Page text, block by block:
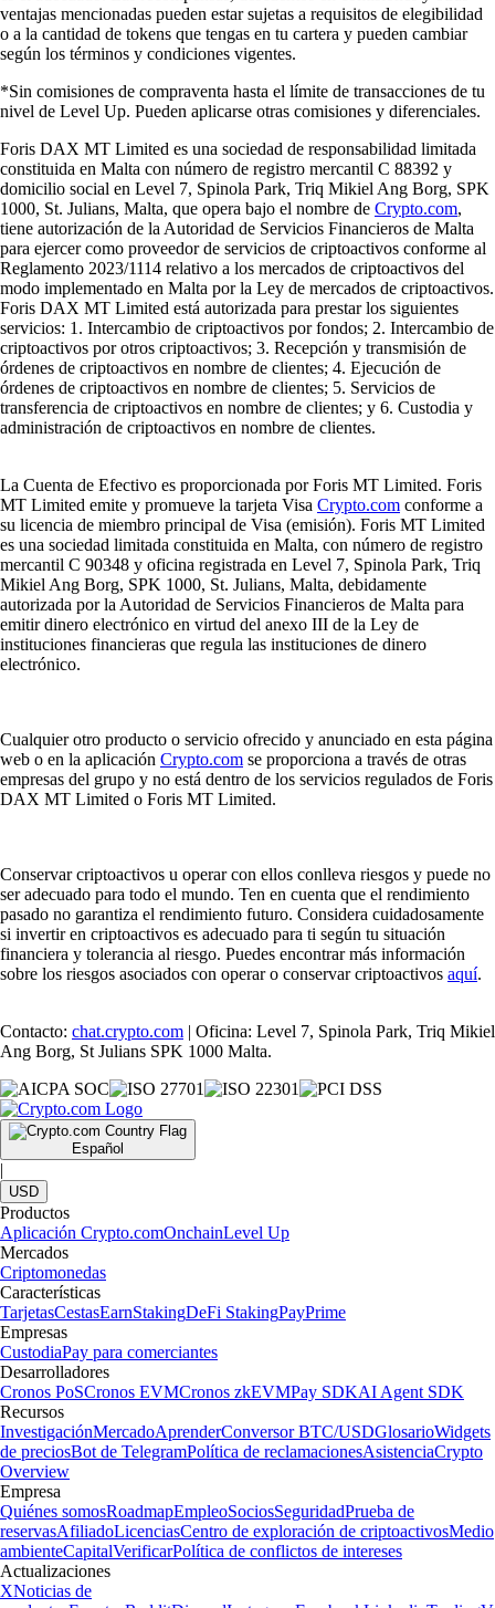
ventajas mencionadas pueden estar sujetas a requisitos de elegibilidad
o a la cantidad de tokens que tengas en tu cartera y pueden cambiar
según los términos y condiciones vigentes.
*Sin comisiones de compraventa hasta el límite de transacciones de tu
nivel de Level Up. Pueden aplicarse otras comisiones y diferenciales.
Foris DAX MT Limited es una sociedad de responsabilidad limitada
constituida en Malta con número de registro mercantil C 88392 y
domicilio social en Level 7, Spinola Park, Triq Mikiel Ang Borg, SPK
1000, St. Julians, Malta, que opera bajo el nombre de Crypto.com,
tiene autorización de la Autoridad de Servicios Financieros de Malta
para ejercer como proveedor de servicios de criptoactivos conforme al
Reglamento 2023/1114 relativo a los mercados de criptoactivos del
modo implementado en Malta por la Ley de mercados de criptoactivos.
Foris DAX MT Limited está autorizada para prestar los siguientes
servicios: 1. Intercambio de criptoactivos por fondos; 2. Intercambio de
criptoactivos por otros criptoactivos; 3. Recepción y transmisión de
órdenes de criptoactivos en nombre de clientes; 4. Ejecución de
órdenes de criptoactivos en nombre de clientes; 5. Servicios de
transferencia de criptoactivos en nombre de clientes; y 6. Custodia y
administración de criptoactivos en nombre de clientes.
La Cuenta de Efectivo es proporcionada por Foris MT Limited. Foris
MT Limited emite y promueve la tarjeta Visa Crypto.com conforme a
su licencia de miembro principal de Visa (emisión). Foris MT Limited
es una sociedad limitada constituida en Malta, con número de registro
mercantil C 90348 y oficina registrada en Level 7, Spinola Park, Triq
Mikiel Ang Borg, SPK 1000, St. Julians, Malta, debidamente
autorizada por la Autoridad de Servicios Financieros de Malta para
emitir dinero electrónico en virtud del anexo III de la Ley de
instituciones financieras que regula las instituciones de dinero
electrónico.
Cualquier otro producto o servicio ofrecido y anunciado en esta página
web o en la aplicación Crypto.com se proporciona a través de otras
empresas del grupo y no está dentro de los servicios regulados de Foris
DAX MT Limited o Foris MT Limited.
Conservar criptoactivos u operar con ellos conlleva riesgos y puede no
ser adecuado para todo el mundo. Ten en cuenta que el rendimiento
pasado no garantiza el rendimiento futuro. Considera cuidadosamente
si invertir en criptoactivos es adecuado para ti según tu situación
financiera y tolerancia al riesgo. Puedes encontrar más información
sobre los riesgos asociados con operar o conservar criptoactivos aquí.
Contacto: chat.crypto.com | Oficina: Level 7, Spinola Park, Triq Mikiel
Ang Borg, St Julians SPK 1000 Malta.
Español
|
USD
Productos
Aplicación Crypto.comOnchainLevel Up
Mercados
Criptomonedas
Características
TarjetasCestasEarnStakingDeFi StakingPayPrime
Empresas
CustodiaPay para comerciantes
Desarrolladores
Cronos PoSCronos EVMCronos zkEVMPay SDKAI Agent SDK
Recursos
InvestigaciónMercadoAprenderConversor BTC/USDGlosarioWidgets
de preciosBot de TelegramPolítica de reclamacionesAsistenciaCrypto
Overview
Empresa
Quiénes somosRoadmapEmpleoSociosSeguridadPrueba de
reservasAfiliadoLicenciasCentro de exploración de criptoactivosMedio
ambienteCapitalVerificarPolítica de conflictos de intereses
Actualizaciones
XNoticias de